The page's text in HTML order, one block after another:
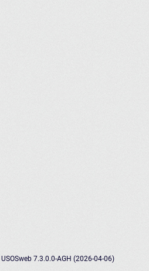
USOSweb 7.3.0.0-AGH (2026-04-06)